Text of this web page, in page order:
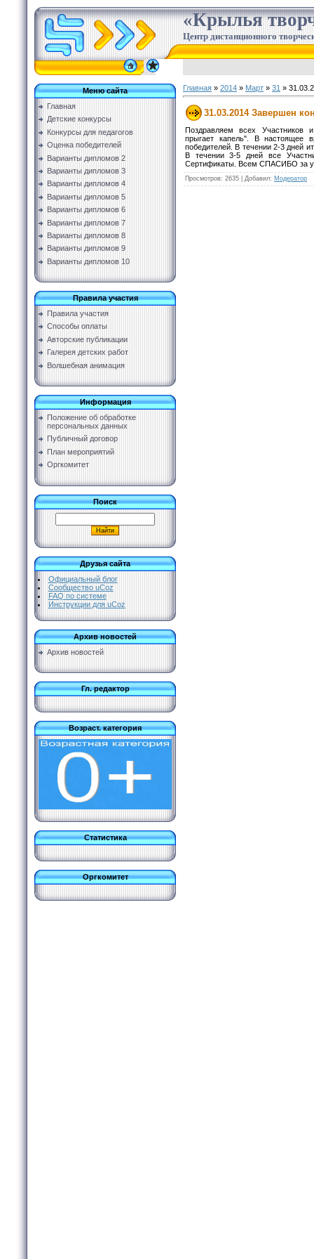
«Крылья
Центр дистанционного
Меню сайта
Главная
Детские конкурсы
Конкурсы для педагогов
Оценка победителей
Варианты дипломов 2
Варианты дипломов 3
Варианты дипломов 4
Варианты дипломов 5
Варианты дипломов 6
Варианты дипломов 7
Варианты дипломов 8
Варианты дипломов 9
Варианты дипломов 10
Правила участия
Правила участия
Способы оплаты
Авторские публикации
Галерея детских работ
Волшебная анимация
Информация
Положение об обработке
персональных данных
Публичный договор
План мероприятий
Оргкомитет
Поиск
Друзья сайта
Официальный блог
Сообщество uCoz
FAQ по системе
Инструкции для uCoz
Архив новостей
Архив новостей
Гл. редактор
Возраст. категория
Статистика
Оргкомитет
Главная » 2014 » Март » 31 »
31.03.2014 Завершен
Поздравляем всех Участников
прыгает капель". В настоящее
победителей. В течении 2-3 дней
В течении 3-5 дней все
Сертификаты. Всем СПАСИБО за
Просмотров: 2635 Добавил: Модератор